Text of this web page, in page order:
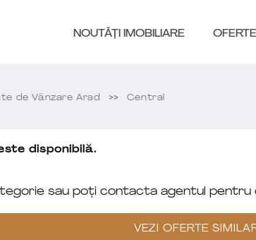
NOUTĂȚI IMOBILIARE
de Vânzare Arad Central
disponibilă.
sau poți contacta agentul
VEZI OFERTE